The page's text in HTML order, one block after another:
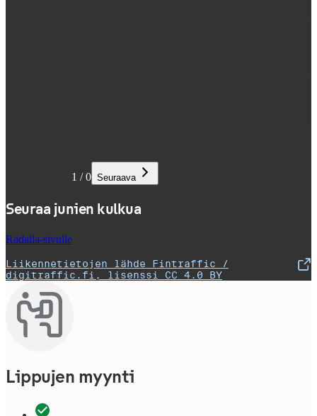
1 /0 Seuraava
Seuraa junien kulkua
Radalla-sivulle
Liikennetietojen lähde Fintraffic /
digitraffic.fi, lisenssi CC 4.0 BY
,Avataan uudessa välilehdessä
Lippujen myynti